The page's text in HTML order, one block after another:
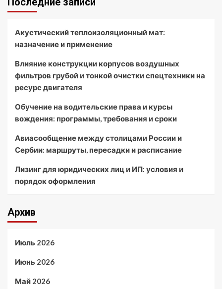
Акустический теплоизоляционный мат:
назначение и применение
Влияние конструкции корпусов воздушных
фильтров грубой и тонкой очистки спецтехники на
ресурс двигателя
Обучение на водительские права и курсы
вождения: программы, требования и сроки
Авиасообщение между столицами России и
Сербии: маршруты, пересадки и расписание
Лизинг для юридических лиц и ИП: условия и
порядок оформления
Архив
Июль 2026
Июнь 2026
Май 2026